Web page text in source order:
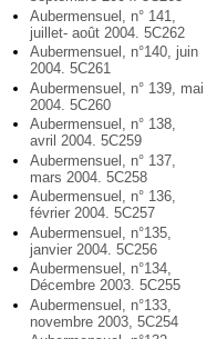
Aubermensuel, n° 141,
juillet- août 2004. 5C262
Aubermensuel, n°140, juin
2004. 5C261
Aubermensuel, n° 139, mai
2004. 5C260
Aubermensuel, n° 138,
avril 2004. 5C259
Aubermensuel, n° 137,
mars 2004. 5C258
Aubermensuel, n° 136,
février 2004. 5C257
Aubermensuel, n°135,
janvier 2004. 5C256
Aubermensuel, n°134,
Décembre 2003. 5C255
Aubermensuel, n°133,
novembre 2003, 5C254